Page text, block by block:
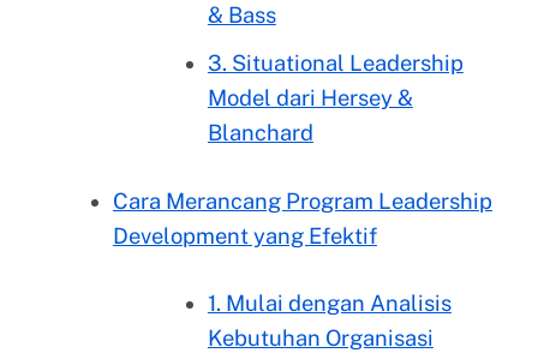
& Bass
3. Situational Leadership
Model dari Hersey &
Blanchard
Cara Merancang Program Leadership
Development yang Efektif
1. Mulai dengan Analisis
Kebutuhan Organisasi